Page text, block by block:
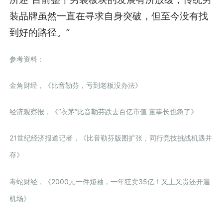
装品牌虽然一直在寻求自身突破，但至今没有找
到好的路径。”
参考资料：
金角财经，《比音勒芬，亏到老板没办法》
经济观察报，《“衣茅”比音勒芬跌去百亿市值 董事长也急了》
21世纪经济报道记者，《比音勒芬版图扩张，同行竞技挑战机遇并
存》
毒蛇财经，《2000元一件短袖，一年狂卖35亿！又土又贵还开遍
机场》